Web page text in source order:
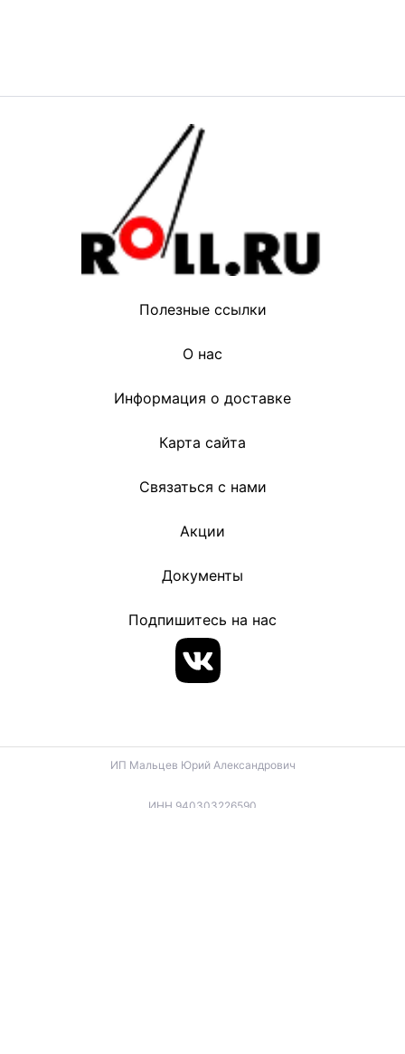
Полезные ссылки
О нас
Информация о доставке
Карта сайта
Связаться с нами
Акции
Документы
Подпишитесь на нас
ИП Мальцев Юрий Александрович
ИНН 940303226590